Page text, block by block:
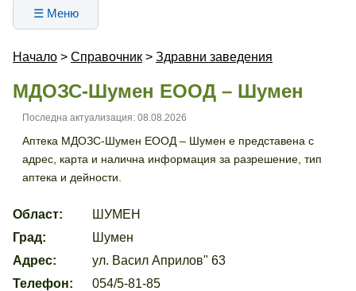
☰ Меню
Начало > Справочник > Здравни заведения
МДОЗС-Шумен ЕООД – Шумен
Последна актуализация: 08.08.2026
Аптека МДОЗС-Шумен ЕООД – Шумен е представена с
адрес, карта и налична информация за разрешение, тип
аптека и дейности.
Област:
ШУМЕН
Град:
Шумен
Адрес:
ул. Васил Априлов" 63
Телефон:
054/5-81-85